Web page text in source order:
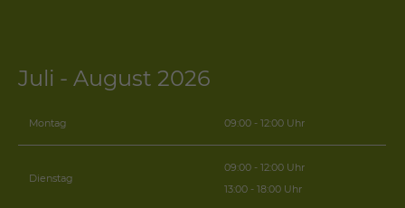
Juli - August 2026
Montag 09:00 - 12:00 Uhr
Dienstag
09:00 - 12:00 Uhr
13:00 - 18:00 Uhr